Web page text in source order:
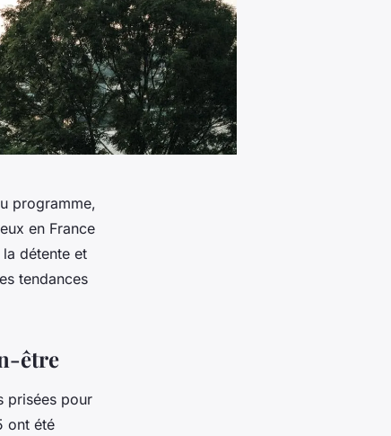
programme,
en France
détente et
tendances
être
prisées pour
ont été